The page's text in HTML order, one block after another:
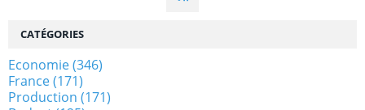
CATÉGORIES
Economie(346)
France(171)
Production (171)